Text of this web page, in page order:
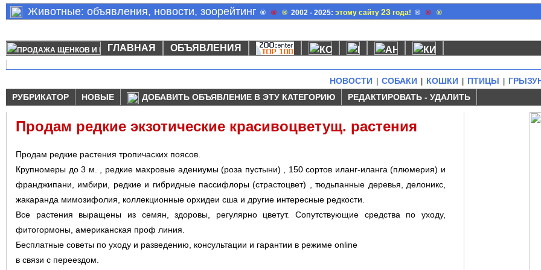
Животные: объявления, новости, зоорейтинг ® ® ® 2002 - 2025:этому сайту23 года! ® ® ®
ГЛАВНАЯ ОБЪЯВЛЕНИЯ
НОВОСТИ СОБАКИ КОШКИ ПТИЦЫ
РУБРИКАТОР
НОВЫЕ ДОБАВИТЬ ОБЪЯВЛЕНИЕ В ЭТУ КАТЕГОРИЮ РЕДАКТИРОВАТЬ - УДАЛИТЬ
Продам редкие экзотические красивоцветущ. растения
Продам редкие растения тропичаских поясов.
Крупномеры до 3 м. , редкие махровые адениумы (роза пустыни) , 150 сортов иланг-иланга (плюмерия) и
франджипани, имбири, редкие и гибридные пассифлоры (страстоцвет) , тюдьпанные деревья, делоникс,
жакаранда мимозифолия, коллекционные орхидеи сша и другие интересные редкости.
Все растения выращены из семян, здоровы, регулярно цветут. Сопутствующие средства по уходу,
фитогормоны, американская проф линия.
Бесплатные советы по уходу и разведению, консультации и гарантии в режиме online
в связи с переездом.